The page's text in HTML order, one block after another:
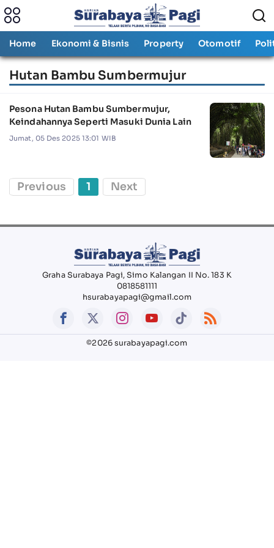
Home Ekonomi & Bisnis Property Otomotif
Hutan Bambu Sumbermujur
Pesona Hutan Bambu Sumbermujur,
Keindahannya Seperti Masuki Dunia Lain
Jumat, 05 Des 2025 13:01 WIB
Previous 1 Next
Graha Surabaya Pagi, Simo Kalangan II No. 183 K
0818581111
hsurabayapagi@gmail.com
©2026 surabayapagi.com